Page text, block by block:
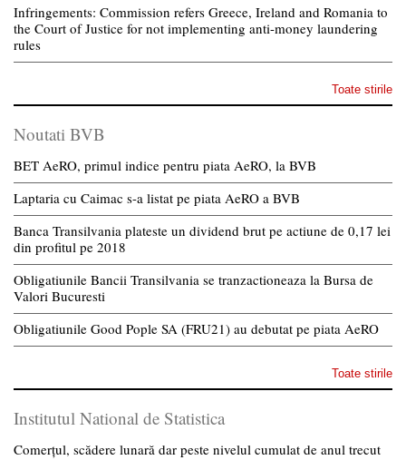
Infringements: Commission refers Greece, Ireland and Romania to
the Court of Justice for not implementing anti-money laundering
rules
Toate stirile
Noutati BVB
BET AeRO, primul indice pentru piata AeRO, la BVB
Laptaria cu Caimac s-a listat pe piata AeRO a BVB
Banca Transilvania plateste un dividend brut pe actiune de 0,17 lei
din profitul pe 2018
Obligatiunile Bancii Transilvania se tranzactioneaza la Bursa de
Valori Bucuresti
Obligatiunile Good Pople SA (FRU21) au debutat pe piata AeRO
Toate stirile
Institutul National de Statistica
Comerțul, scădere lunară dar peste nivelul cumulat de anul trecut